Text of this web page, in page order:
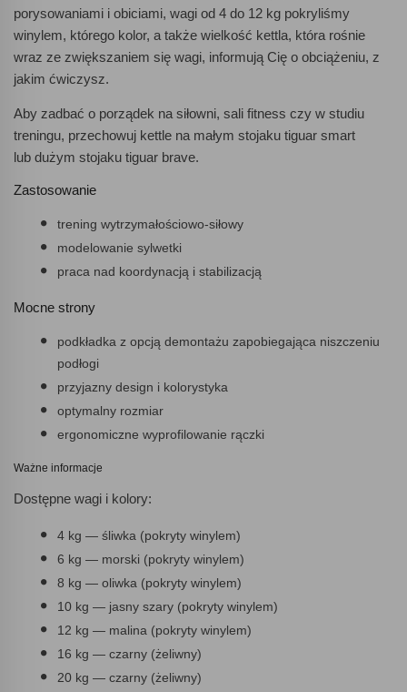
porysowaniami i obiciami, wagi od 4 do 12 kg pokryliśmy
winylem, którego kolor, a także wielkość kettla, która rośnie
wraz ze zwiększaniem się wagi, informują Cię o obciążeniu, z
jakim ćwiczysz.
Aby zadbać o porządek na siłowni, sali fitness czy w studiu
treningu, przechowuj kettle na małym stojaku tiguar smart
lub dużym stojaku tiguar brave.
Zastosowanie
trening wytrzymałościowo-siłowy
modelowanie sylwetki
praca nad koordynacją i stabilizacją
Mocne strony
podkładka z opcją demontażu zapobiegająca niszczeniu
podłogi
przyjazny design i kolorystyka
optymalny rozmiar
ergonomiczne wyprofilowanie rączki
Ważne informacje
Dostępne wagi i kolory:
4 kg — śliwka (pokryty winylem)
6 kg — morski (pokryty winylem)
8 kg — oliwka (pokryty winylem)
10 kg — jasny szary (pokryty winylem)
12 kg — malina (pokryty winylem)
16 kg — czarny (żeliwny)
20 kg — czarny (żeliwny)